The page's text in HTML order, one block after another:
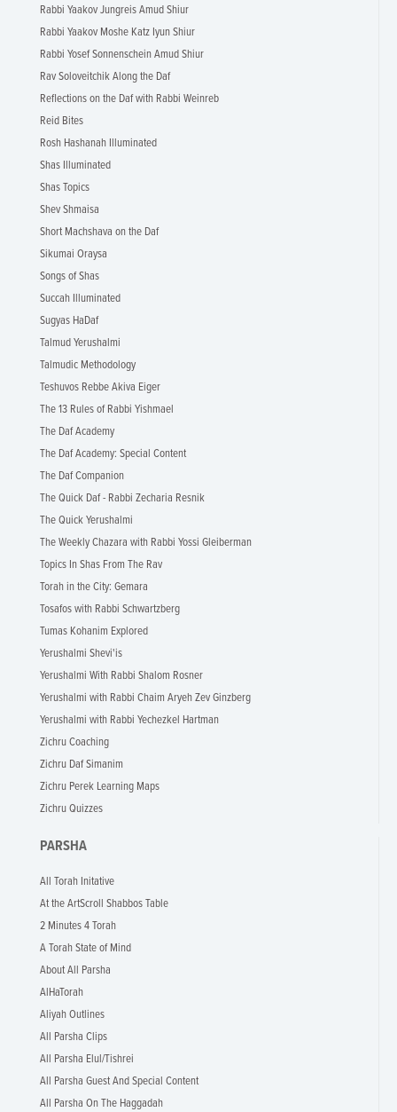
Rabbi Yaakov Jungreis Amud Shiur
Rabbi Yaakov Moshe Katz Iyun Shiur
Rabbi Yosef Sonnenschein Amud Shiur
Rav Soloveitchik Along the Daf
Reflections on the Daf with Rabbi Weinreb
Reid Bites
Rosh Hashanah Illuminated
Shas Illuminated
Shas Topics
Shev Shmaisa
Short Machshava on the Daf
Sikumai Oraysa
Songs of Shas
Succah Illuminated
Sugyas HaDaf
Talmud Yerushalmi
Talmudic Methodology
Teshuvos Rebbe Akiva Eiger
The 13 Rules of Rabbi Yishmael
The Daf Academy
The Daf Academy: Special Content
The Daf Companion
The Quick Daf - Rabbi Zecharia Resnik
The Quick Yerushalmi
The Weekly Chazara with Rabbi Yossi Gleiberman
Topics In Shas From The Rav
Torah in the City: Gemara
Tosafos with Rabbi Schwartzberg
Tumas Kohanim Explored
Yerushalmi Shevi'is
Yerushalmi With Rabbi Shalom Rosner
Yerushalmi with Rabbi Chaim Aryeh Zev Ginzberg
Yerushalmi with Rabbi Yechezkel Hartman
Zichru Coaching
Zichru Daf Simanim
Zichru Perek Learning Maps
Zichru Quizzes
PARSHA
All Torah Initative
At the ArtScroll Shabbos Table
2 Minutes 4 Torah
A Torah State of Mind
About All Parsha
AlHaTorah
Aliyah Outlines
All Parsha Clips
All Parsha Elul/Tishrei
All Parsha Guest And Special Content
All Parsha On The Haggadah